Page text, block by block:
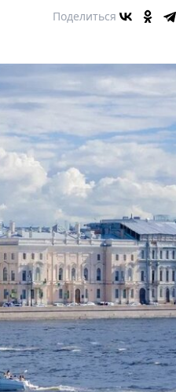
Поделиться